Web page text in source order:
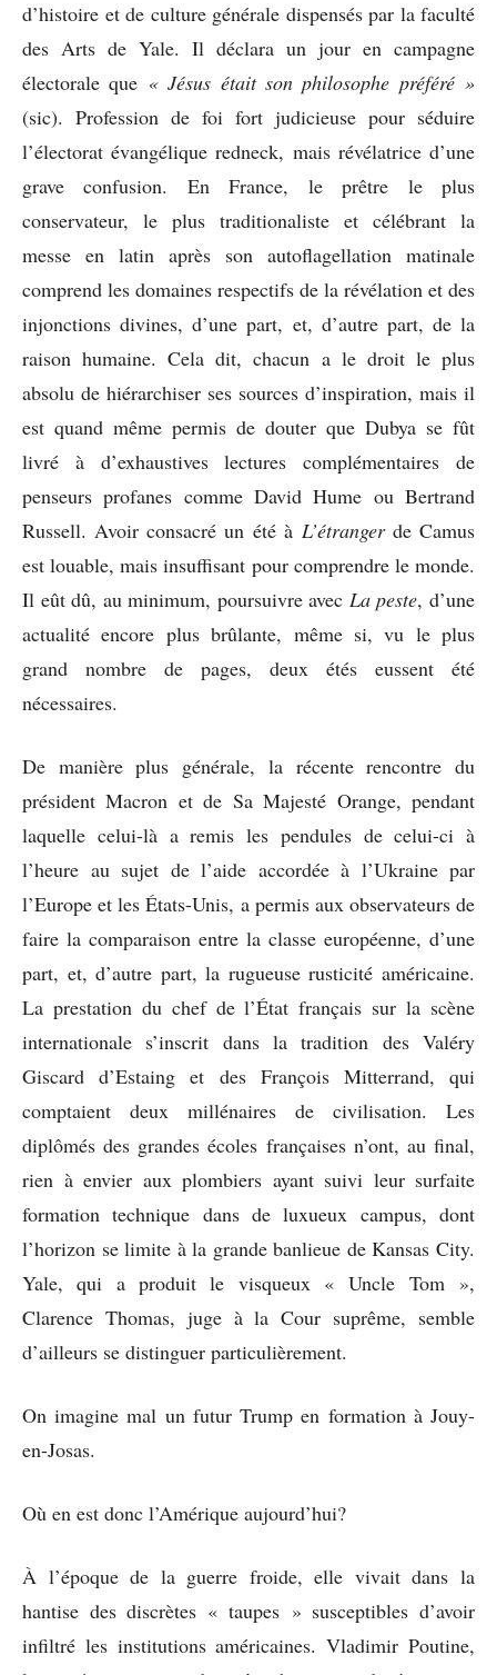
d’histoire et de culture générale dispensés par la faculté
des Arts de Yale. Il déclara un jour en campagne
électorale que « Jésus était son philosophe préféré »
(sic). Profession de foi fort judicieuse pour séduire
l’électorat évangélique redneck, mais révélatrice d’une
grave confusion. En France, le prêtre le plus
conservateur, le plus traditionaliste et célébrant la
messe en latin après son autoflagellation matinale
comprend les domaines respectifs de la révélation et des
injonctions divines, d’une part, et, d’autre part, de la
raison humaine. Cela dit, chacun a le droit le plus
absolu de hiérarchiser ses sources d’inspiration, mais il
est quand même permis de douter que Dubya se fût
livré à d’exhaustives lectures complémentaires de
penseurs profanes comme David Hume ou Bertrand
Russell. Avoir consacré un été à L’étrangerde Camus
est louable, mais insuffisant pour comprendre le monde.
Il eût dû, au minimum, poursuivre avec La peste, d’une
actualité encore plus brûlante, même si, vu le plus
grand nombre de pages, deux étés eussent été
nécessaires.
De manière plus générale, la récente rencontre du
président Macron et de Sa Majesté Orange, pendant
laquelle celui-là a remis les pendules de celui-ci à
l’heure au sujet de l’aide accordée à l’Ukraine par
l’Europe et les États-Unis, a permis aux observateurs de
faire la comparaison entre la classe européenne, d’une
part, et, d’autre part, la rugueuse rusticité américaine.
La prestation du chef de l’État français sur la scène
internationale s’inscrit dans la tradition des Valéry
Giscard d’Estaing et des François Mitterrand, qui
comptaient deux millénaires de civilisation. Les
diplômés des grandes écoles françaises n’ont, au final,
rien à envier aux plombiers ayant suivi leur surfaite
formation technique dans de luxueux campus, dont
l’horizon se limite à la grande banlieue de Kansas City.
Yale, qui a produit le visqueux « Uncle Tom »,
Clarence Thomas, juge à la Cour suprême, semble
d’ailleurs se distinguer particulièrement.
On imagine mal un futur Trump en formation à Jouy-
en-Josas.
Où en est donc l’Amérique aujourd’hui?
À l’époque de la guerre froide, elle vivait dans la
hantise des discrètes « taupes » susceptibles d’avoir
infiltré les institutions américaines. Vladimir Poutine,